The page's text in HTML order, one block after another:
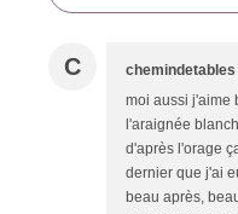
C chemindetables
moi aussi j'aime
l'araignée
d'après l'orage
dernier que j'ai
beau après,